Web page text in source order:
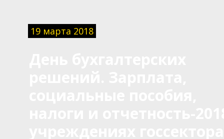
19 марта 2018